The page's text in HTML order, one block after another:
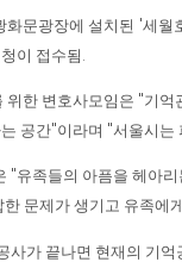
화문광장에 설치된 '세월
이 접수됨
위한 변호사모임은 "기억
공간"이라며 "서울시는
"유족들의 아픔을 헤아
한 문제가 생기고 유족에
사가 끝나면 현재의 기